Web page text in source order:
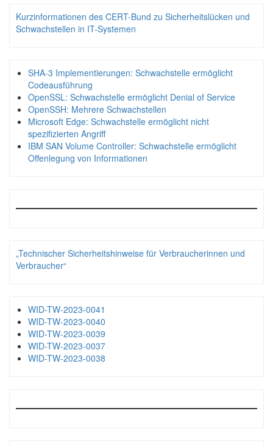
Kurzinformationen des CERT-Bund zu Sicherheitslücken und
Schwachstellen in IT-Systemen
SHA-3 Implementierungen: Schwachstelle ermöglicht
Codeausführung
OpenSSL: Schwachstelle ermöglicht Denial of Service
OpenSSH: Mehrere Schwachstellen
Microsoft Edge: Schwachstelle ermöglicht nicht
spezifizierten Angriff
IBM SAN Volume Controller: Schwachstelle ermöglicht
Offenlegung von Informationen
„Technischer Sicherheitshinweise für Verbraucherinnen und
Verbraucher“
WID-TW-2023-0041
WID-TW-2023-0040
WID-TW-2023-0039
WID-TW-2023-0037
WID-TW-2023-0038